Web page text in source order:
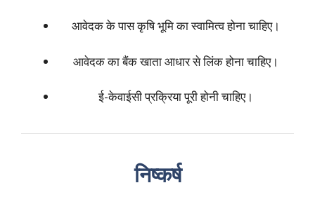
आवेदक के पास कृषि भूमि का स्वामित्व होना चाहिए।
आवेदक का बैंक खाता आधार से लिंक होना चाहिए।
ई-केवाईसी प्रक्रिया पूरी होनी चाहिए।
निष्कर्ष